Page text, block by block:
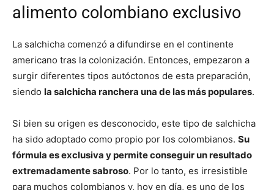
alimento colombiano exclusivo
La salchicha comenzó a difundirse en el continente
americano tras la colonización. Entonces, empezaron a
surgir diferentes tipos autóctonos de esta preparación,
siendo la salchicha ranchera una de las más populares.
Si bien su origen es desconocido, este tipo de salchicha
ha sido adoptado como propio por los colombianos. Su
fórmula es exclusiva y permite conseguir un resultado
extremadamente sabroso. Por lo tanto, es irresistible
para muchos colombianos y, hoy en día, es uno de los